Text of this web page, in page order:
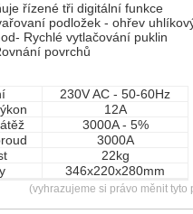
řízené tři digitální funkce
podložek - ohřev
Rychlé vytlačování puklin
povrchů
230V AC - 50-60Hz
12A
3000A - 5%
3000A
22kg
346x220x280mm
(vyhrazujeme si právo měnit